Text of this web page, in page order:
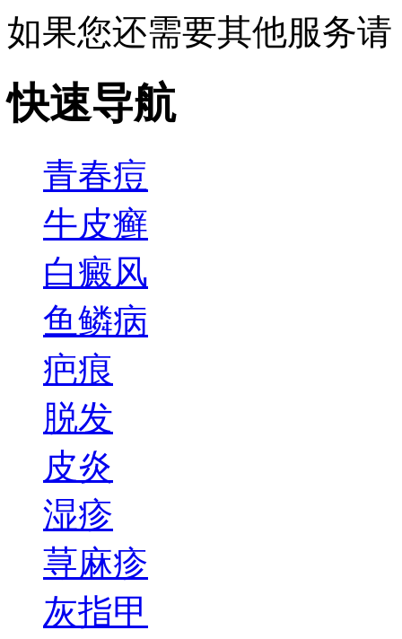
如果您还需要其他服务
快速导航
青春痘
牛皮癣
白癜风
鱼鳞病
疤痕
脱发
皮炎
湿疹
荨麻疹
灰指甲